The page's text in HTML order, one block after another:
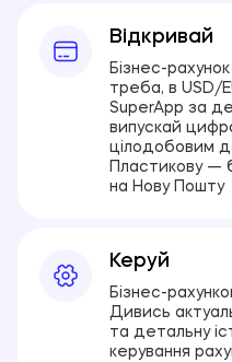
Відкривай
Бізнес-
треба, в USD/
SuperApp за
випускай
цілодобовим
Пластикову —
на Нову Пошту
Керуй
Бізнес-
Дивись
та детальну
керування